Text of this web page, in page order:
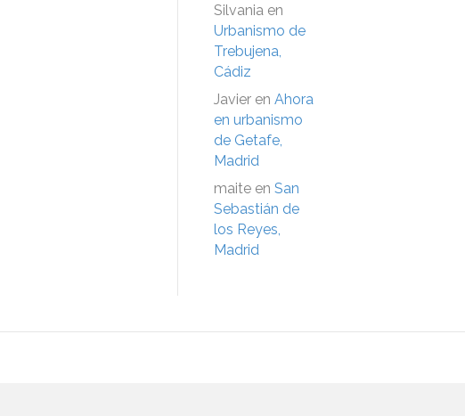
Silvania en
Urbanismo de
Trebujena,
Cádiz
Javier en Ahora
en urbanismo
de Getafe,
Madrid
maite en San
Sebastián de
los Reyes,
Madrid